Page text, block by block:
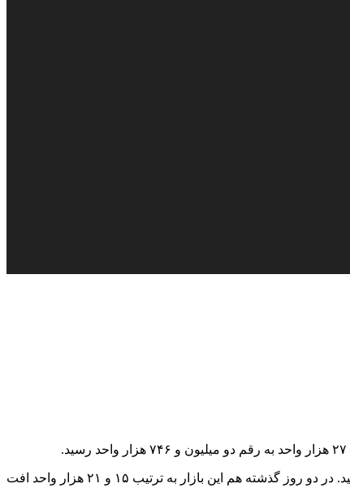
روز ۱۸ فروردین ۱۴۰۴ شاخص کل بورس اوراق بهادار تهران ۲۶ هزار و ۹۶۱ واحد کاهش یافت و به رقم دو میلیون و ۷۴۶ هزار و ۸۵۹ واحد رسید. در دو روز گذشته هم این بازار به ترتیب ۱۵ و ۲۱ هزار واحد افت